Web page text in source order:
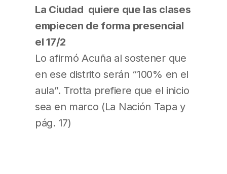
La Ciudad quiere que las clases
empiecen de forma presencial
el 17/2
Lo afirmó Acuña al sostener que
en ese distrito serán “100% en el
aula”. Trotta prefiere que el inicio
sea en marco (La Nación Tapa y
pág. 17)